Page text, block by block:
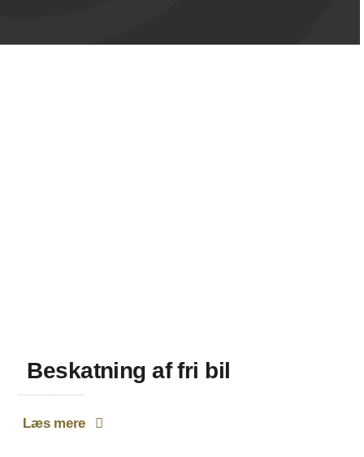
Beskatning af fri bil
Læs mere